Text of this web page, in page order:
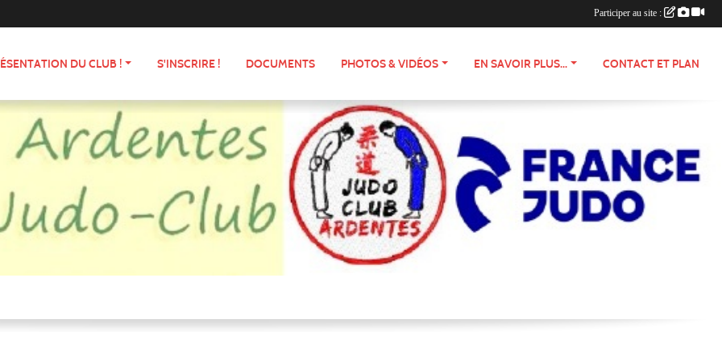
DU CLUB ! S'INSCRIRE ! DOCUMENTS PHOTOS & VIDÉOS EN SAVOIR PLUS... CONTACT ET PLAN
Participer au site :